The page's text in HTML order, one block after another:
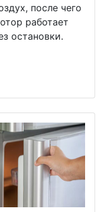
после чего
работает
остановки.